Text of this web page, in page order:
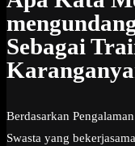
Sebagai
Berdasarkan
Swasta yang